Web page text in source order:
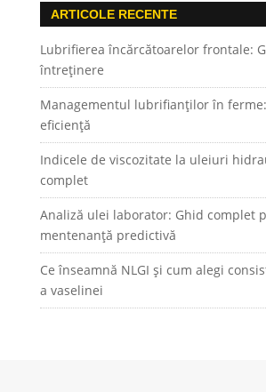
ARTICOLE RECENTE
Lubrifierea încărcătoarelor frontale:
întreținere
Managementul lubrifianților în
eficiență
Indicele de viscozitate la uleiuri
complet
Analiză ulei laborator: Ghid complet
mentenanță predictivă
Ce înseamnă NLGI și cum alegi
a vaselinei